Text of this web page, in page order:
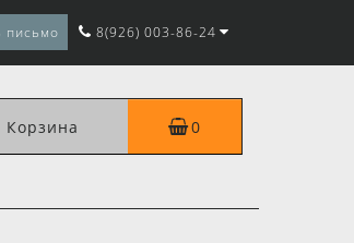
письмо 8(926) 003-86-24
Корзина 0